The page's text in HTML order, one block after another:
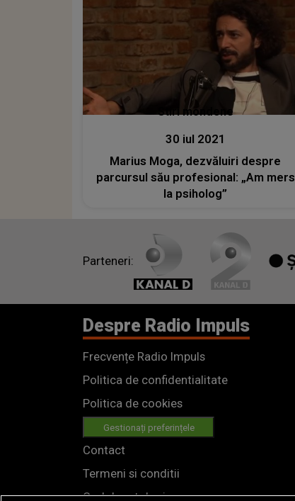
Stiri mondene
30 iul 2021
Marius Moga, dezvăluiri despre
parcursul său profesional: „Am mers
la psiholog”
Parteneri:
Despre Radio Impuls
Frecvențe Radio Impuls
Politica de confidentialitate
Politica de cookies
Gestionați preferințele
Contact
Termeni si conditii
Cod deontologic